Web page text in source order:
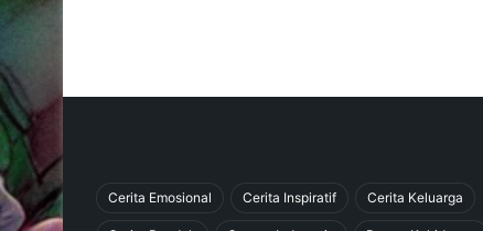
Cerita Emosional Cerita Inspiratif Cerita Keluarga